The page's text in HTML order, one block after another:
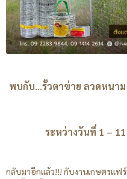
พบกับ…รั้วตาข่าย ลวดหนาม
ระหว่างวันที่ 1 –
กลับมาอีกแล้ว!!! กับงานเกษตรแฟ